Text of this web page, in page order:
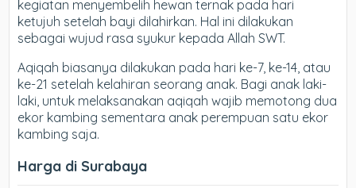
kegiatan menyembelih hewan ternak pada hari
ketujuh setelah bayi dilahirkan. Hal ini dilakukan
sebagai wujud rasa syukur kepada Allah SWT.
Aqiqah biasanya dilakukan pada hari ke-7, ke-14, atau
ke-21 setelah kelahiran seorang anak. Bagi anak laki-
laki, untuk melaksanakan aqiqah wajib memotong dua
ekor kambing sementara anak perempuan satu ekor
kambing saja.
Harga di Surabaya